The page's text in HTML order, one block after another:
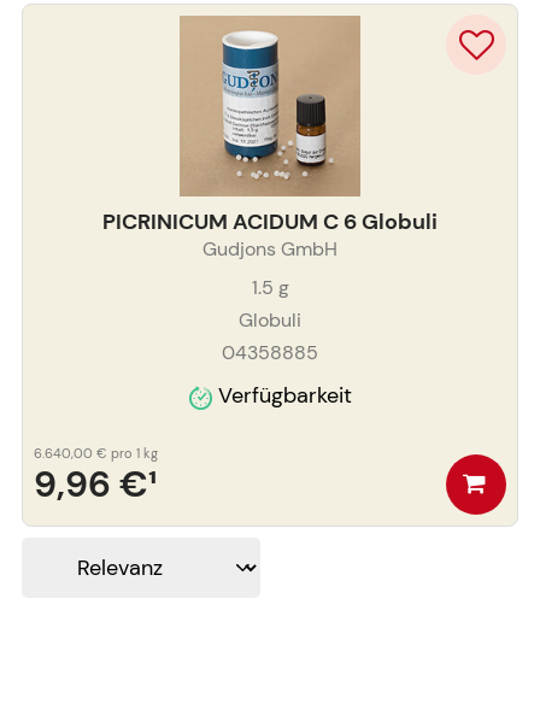
PICRINICUM ACIDUM C 6 Globuli
Gudjons GmbH
1.5 g
Globuli
04358885
Verfügbarkeit
9,96 €¹
6.640,00 € pro 1 kg